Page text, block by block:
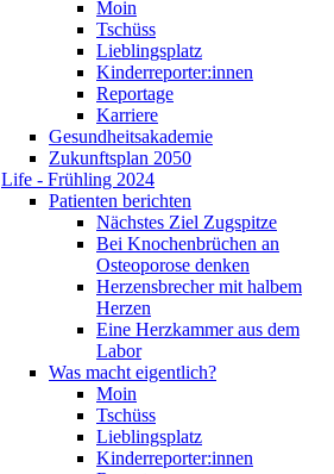
Moin
Tschüss
Lieblingsplatz
Kinderreporter:innen
Reportage
Karriere
Gesundheitsakademie
Zukunftsplan 2050
Life - Frühling 2024
Patienten berichten
Nächstes Ziel Zugspitze
Bei Knochenbrüchen an
Osteoporose denken
Herzensbrecher mit halbem
Herzen
Eine Herzkammer aus dem
Labor
Was macht eigentlich?
Moin
Tschüss
Lieblingsplatz
Kinderreporter:innen